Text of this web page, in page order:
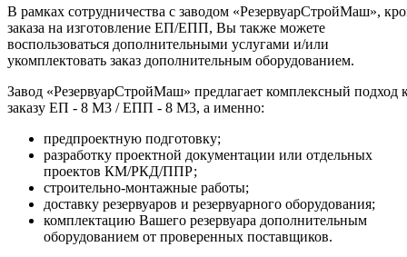
В рамках сотрудничества с заводом «РезервуарСтройМаш»,
заказа на изготовление ЕП/ЕПП, Вы также можете
воспользоваться дополнительными услугами и/или
укомплектовать заказ дополнительным оборудованием.
Завод «РезервуарСтройМаш» предлагает комплексный подход
заказу ЕП - 8 М3 / ЕПП - 8 М3, а именно:
предпроектную подготовку;
разработку проектной документации или отдельных
проектов КМ/РКД/ППР;
строительно-монтажные работы;
доставку резервуаров и резервуарного оборудования;
комплектацию Вашего резервуара дополнительным
оборудованием от проверенных поставщиков.